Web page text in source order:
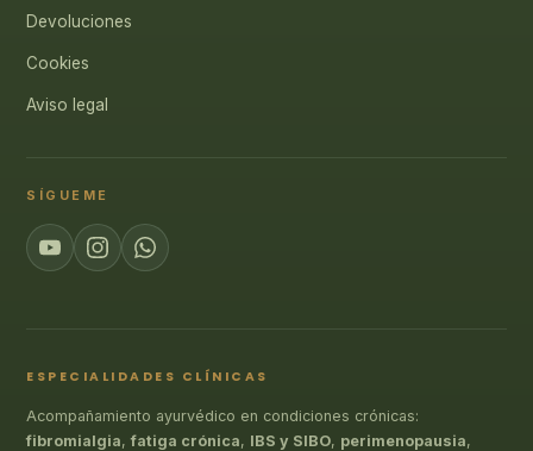
Devoluciones
Cookies
Aviso legal
SÍGUEME
ESPECIALIDADES CLÍNICAS
Acompañamiento ayurvédico en condiciones crónicas:
fibromialgia,fatiga crónica, IBS y SIBO, perimenopausia,